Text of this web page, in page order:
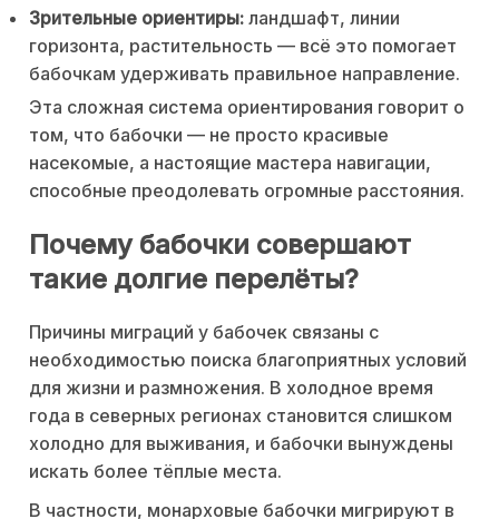
Зрительные ориентиры: ландшафт, линии
горизонта, растительность — всё это помогает
бабочкам удерживать правильное направление.
Эта сложная система ориентирования говорит о
том, что бабочки — не просто красивые
насекомые, а настоящие мастера навигации,
способные преодолевать огромные расстояния.
Почему бабочки совершают
такие долгие перелёты?
Причины миграций у бабочек связаны с
необходимостью поиска благоприятных условий
для жизни и размножения. В холодное время
года в северных регионах становится слишком
холодно для выживания, и бабочки вынуждены
искать более тёплые места.
В частности, монарховые бабочки мигрируют в